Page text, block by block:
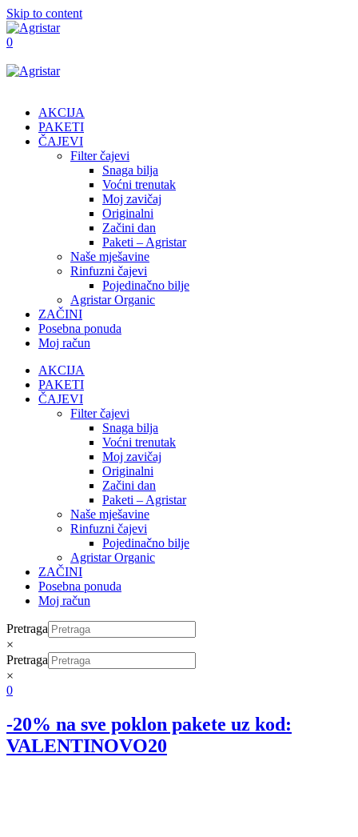
Skip to content
0
AKCIJA
PAKETI
ČAJEVI
Filter čajevi
Snaga bilja
Voćni trenutak
Moj zavičaj
Originalni
Začini dan
Paketi – Agristar
Naše mješavine
Rinfuzni čajevi
Pojedinačno bilje
Agristar Organic
ZAČINI
Posebna ponuda
Moj račun
AKCIJA
PAKETI
ČAJEVI
Filter čajevi
Snaga bilja
Voćni trenutak
Moj zavičaj
Originalni
Začini dan
Paketi – Agristar
Naše mješavine
Rinfuzni čajevi
Pojedinačno bilje
Agristar Organic
ZAČINI
Posebna ponuda
Moj račun
Pretraga
×
Pretraga
×
0
-20% na sve poklon pakete uz kod:
VALENTINOVO20